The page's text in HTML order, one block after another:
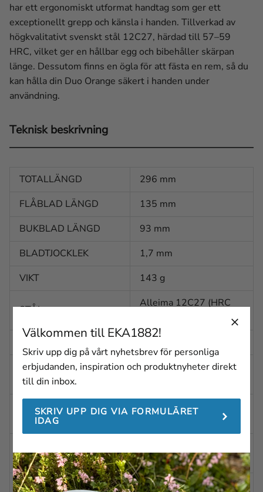
har ett ergonomiskt utformat handtag som ger ett
exceptionellt grepp och känsla i handen. Tillverkad av
högkvalitativt svenskt stål 12C27, härdad till 57–59
HRC, vilket ger en hållbar egg och bibehåller skärpan
länge. Dessutom finns en ögla för att fästa en rem, så du
kan hålla din Duo Orange säkert i handen under
användning.
Teknisk beskrivning
TOTALLÄNGD
296 mm
FLÅBLAD LÄNGD
135 mm
BUKBLAD LÄNGD
93 mm
BLADTJOCKLEK
1,7 mm
VIKT
143 g
STÅL
Alleima 12C27 (HRC
BLADFORM
(SKINNING)
Spetsig
BLADFORM
(GUTTING)
Konkav
(SKINNING)
Planslipad med brynfas
BLADSLIPNING
Välkommen till EKA1882!
Skriv upp dig på vårt nyhetsbrev för personliga
erbjudanden, inspiration och produktnyheter direkt
till din inbox.
SKRIV UPP DIG VIA FORMULÄRET
IDAG